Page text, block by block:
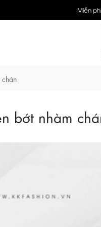
Miễn
bớt nhàm